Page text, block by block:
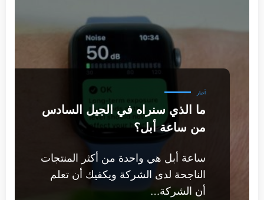
أخبار
ما الذي سنراه في الجيل السادس
من ساعة أبل؟
ساعة أبل هي واحدة من أكثر المنتجات
الناجحة لدى الشركة ويكفيك أن تعلم
أن الشركة…